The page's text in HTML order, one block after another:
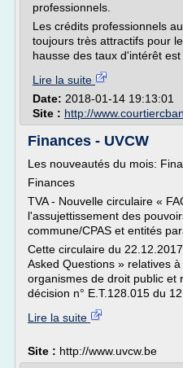
professionnels.
Les crédits professionnels
toujours très attractifs pour
hausse des taux d'intérêt est
Lire la suite
Date: 2018-01-14 19:13:01
Site : http://
Finances - UVCW
Les nouveautés du mois:
Finances
TVA - Nouvelle circulaire «
l'assujettissement des
commune/CPAS et entités
Cette circulaire du
Asked Questions » relatives
organismes de droit public et
décision n° E.T.128.015 du
Lire la suite
Site : http://www.uvcw.be